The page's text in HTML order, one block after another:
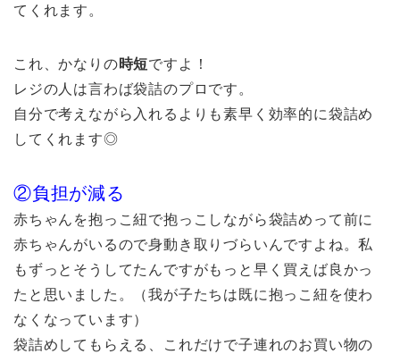
てくれます。
これ、かなりの時短ですよ！
レジの人は言わば袋詰のプロです。
自分で考えながら入れるよりも素早く効率的に袋詰め
してくれます◎
②負担が減る
赤ちゃんを抱っこ紐で抱っこしながら袋詰めって前に
赤ちゃんがいるので身動き取りづらいんですよね。私
もずっとそうしてたんですがもっと早く買えば良かっ
たと思いました。（我が子たちは既に抱っこ紐を使わ
なくなっています）
袋詰めしてもらえる、これだけで子連れのお買い物の